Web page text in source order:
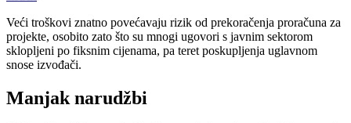
Veći troškovi znatno povećavaju rizik od prekoračenja proračuna za
projekte, osobito zato što su mnogi ugovori s javnim sektorom
sklopljeni po fiksnim cijenama, pa teret poskupljenja uglavnom
snose izvođači.
Manjak narudžbi